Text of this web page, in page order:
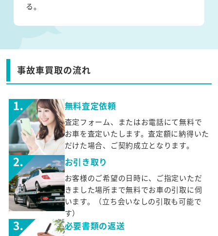
る。
事故車買取の流れ
無料査定依頼
査定フォーム、またはお電話にて無料で
お車を査定いたします。査定額に納得いた
だけた場合、ご契約成立となります。
お引き取り
お客様のご希望の日時に、ご指定いただ
きました場所まで無料でお車の引取に伺
います。（立ち会いなしの引取も可能で
す）
必要書類の返送